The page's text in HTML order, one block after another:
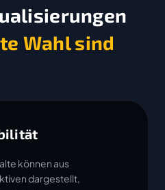
Wahl sind
können aus
dargestellt,